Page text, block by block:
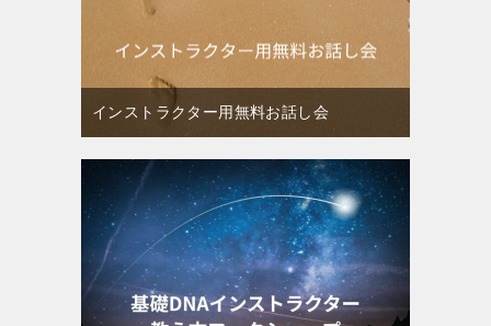
インストラクター用無料お話し会